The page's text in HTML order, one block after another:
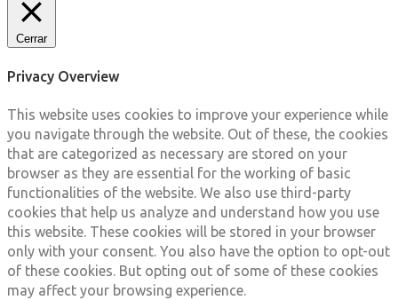
Cerrar
Privacy Overview
This website uses cookies to improve your experience while
you navigate through the website. Out of these, the cookies
that are categorized as necessary are stored on your
browser as they are essential for the working of basic
functionalities of the website. We also use third-party
cookies that help us analyze and understand how you use
this website. These cookies will be stored in your browser
only with your consent. You also have the option to opt-out
of these cookies. But opting out of some of these cookies
may affect your browsing experience.